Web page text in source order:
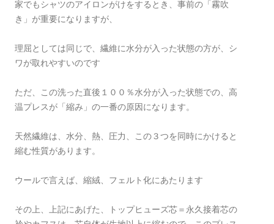
家でもシャツのアイロンがけをするとき、事前の「霧吹
き」が重要になりますが、
理屈としては同じで、繊維に水分が入った状態の方が、シ
ワが取れやすいのです
ただ、この洗った直後１００％水分が入った状態での、高
温プレスが「縮み」の一番の原因になります。
天然繊維は、水分、熱、圧力、この３つを同時にかけると
縮む性質があります。
ウールで言えば、縮絨、フェルト化にあたります
その上、上記にあげた、トップヒューズ芯＝永久接着芯の